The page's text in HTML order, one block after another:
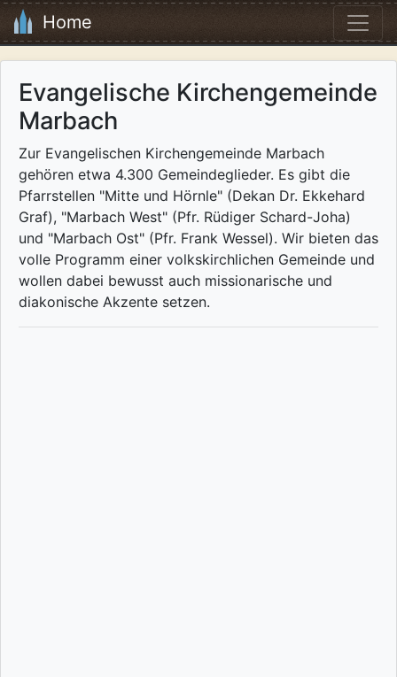
Home
Evangelische Kirchengemeinde
Marbach
Zur Evangelischen Kirchengemeinde Marbach
gehören etwa 4.300 Gemeindeglieder. Es gibt die
Pfarrstellen "Mitte und Hörnle" (Dekan Dr. Ekkehard
Graf), "Marbach West" (Pfr. Rüdiger Schard-Joha)
und "Marbach Ost" (Pfr. Frank Wessel). Wir bieten das
volle Programm einer volkskirchlichen Gemeinde und
wollen dabei bewusst auch missionarische und
diakonische Akzente setzen.